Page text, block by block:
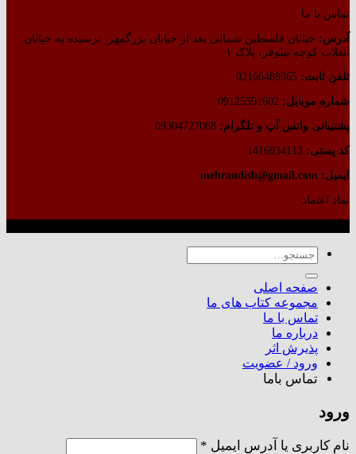
تماس با ما
آدرس: خیابان فلسطین شمالی بعد از خیابان بزرگمهر، نرسیده به خیابان
انقلاب کوچه نیلوفر، پلاک ۱
تلفن ثابت:
شماره موبایل:
پشتیبانی واتس آپ و تلگرام:
کد پستی:
ایمیل: mehrandish@gmail.com
نماد اعتماد
جستجو
برای:
صفحه اصلی
مجموعه کتاب های ما
تماس با ما
درباره ما
پذیرش اثر
ورود / عضویت
تماس باما
ورود
نام کاربری یا آدرس ایمیل *